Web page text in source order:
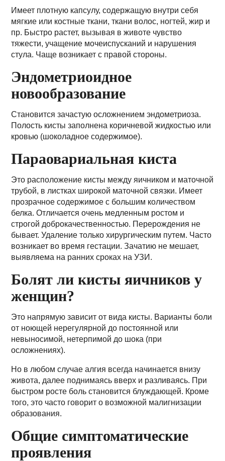
Имеет плотную капсулу, содержащую внутри себя
мягкие или костные ткани, ткани волос, ногтей, жир и
пр. Быстро растет, вызывая в животе чувство
тяжести, учащение мочеиспусканий и нарушения
стула. Чаще возникает с правой стороны.
Эндометриоидное
новообразование
Становится зачастую осложнением эндометриоза.
Полость кисты заполнена коричневой жидкостью или
кровью (шоколадное содержимое).
Параовариальная киста
Это расположение кисты между яичником и маточной
трубой, в листках широкой маточной связки. Имеет
прозрачное содержимое с большим количеством
белка. Отличается очень медленным ростом и
строгой доброкачественностью. Перерождения не
бывает. Удаление только хирургическим путем. Часто
возникает во время гестации. Зачатию не мешает,
выявляема на ранних сроках на УЗИ.
Болят ли кисты яичников у
женщин?
Это напрямую зависит от вида кисты. Варианты боли
от ноющей нерегулярной до постоянной или
невыносимой, нетерпимой до шока (при
осложнениях).
Но в любом случае алгия всегда начинается внизу
живота, далее поднимаясь вверх и разливаясь. При
быстром росте боль становится блуждающей. Кроме
того, это часто говорит о возможной малигнизации
образования.
Общие симптоматические
проявления